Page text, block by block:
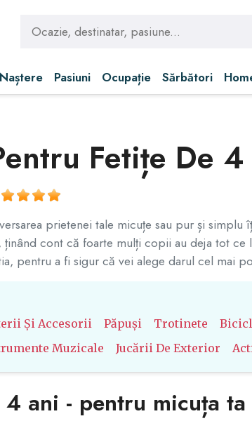
Pasiuni Ocupație Sărbători
Fetițe De
prietenei tale micuțe sau pur și
cont că foarte mulți copii au deja tot
pentru a fi sigur că vei alege darul cel mai
Și Accesorii Păpuși Trotinete
Muzicale Jucării De Exterior
ani - pentru micuța